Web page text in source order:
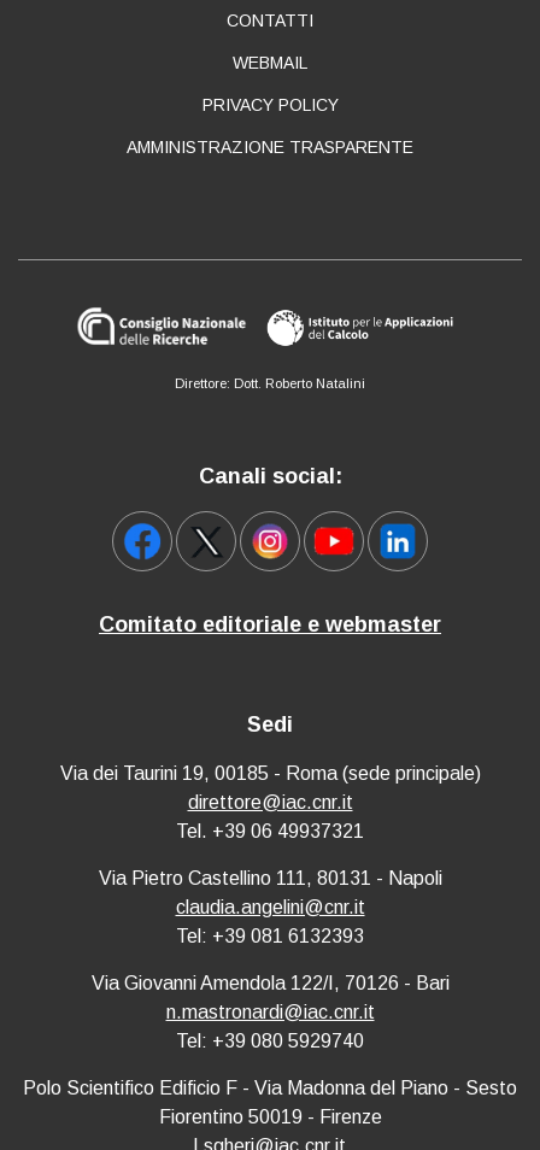
CONTATTI
WEBMAIL
PRIVACY POLICY
AMMINISTRAZIONE TRASPARENTE
Direttore: Dott. Roberto Natalini
Canali social:
Comitato editoriale e webmaster
Sedi
Via dei Taurini 19, 00185 - Roma (sede principale)
direttore@iac.cnr.it
Tel. +39 06 49937321
Via Pietro Castellino 111, 80131 - Napoli
claudia.angelini@cnr.it
Tel: +39 081 6132393
Via Giovanni Amendola 122/I, 70126 - Bari
n.mastronardi@iac.cnr.it
Tel: +39 080 5929740
Polo Scientifico Edificio F - Via Madonna del Piano - Sesto
Fiorentino 50019 - Firenze